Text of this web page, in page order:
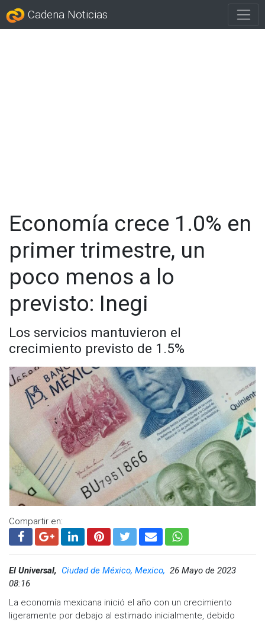
Cadena Noticias
Economía crece 1.0% en
primer trimestre, un
poco menos a lo
previsto: Inegi
Los servicios mantuvieron el
crecimiento previsto de 1.5%
Compartir en:
El Universal, Ciudad de México, Mexico, 26 Mayo de 2023
08:16
La economía mexicana inició el año con un crecimiento
ligeramente por debajo al estimado inicialmente, debido